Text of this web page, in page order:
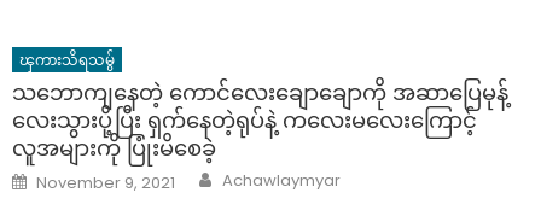
ၾကားသိရသမွ်
သဘောကျနေတဲ့ ကောင်လေးချောချောကို အဆာပြေမုန့်
လေးသွားပို့ပြီး ရှက်နေတဲ့ရုပ်နဲ့ က‌လေးမလေးကြောင့်
လူအများကို ပြုံးမိစေခဲ့
Posted
on
November 9, 2021 Author
Achawlaymyar